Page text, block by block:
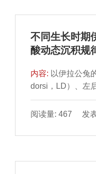
不同生长时期
酸动态沉积规
内容: 以伊拉公兔
dorsi，LD）、左
muscle，LL）和
muscles，AM）
阅读量: 467 发